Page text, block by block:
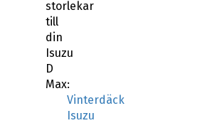
storlekar
till
din
Isuzu
D
Max:
Vinterdäck
Isuzu